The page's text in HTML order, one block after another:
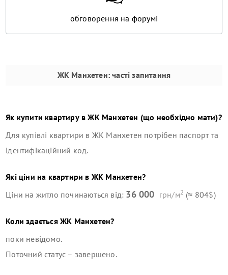
обговорення на форумі
ЖК Манхетен: часті запитання
Як купити квартиру вЖК Манхетен (що необхідно мати)?
Для купівлі квартири в ЖК Манхетен потрібен паспорт та
ідентифікаційний код.
Які ціни на квартири в ЖК Манхетен?
Ціни на житло починаються від: 36 000 грн/м2 (≈ 804$)
Коли здаєтьсяЖК Манхетен?
поки невідомо.
Поточний статус – завершено.